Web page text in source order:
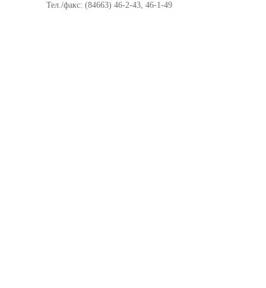
Тел./факс: (84663) 46-2-43, 46-1-49